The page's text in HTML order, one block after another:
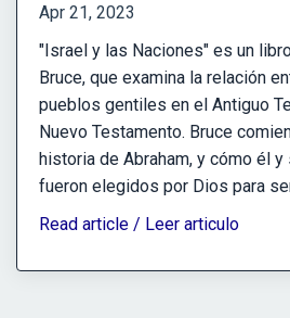
Apr 21, 2023
"Israel y las Naciones" es un
Bruce, que examina la relación
pueblos gentiles en el Antiguo
Nuevo Testamento. Bruce
historia de Abraham, y cómo él
fueron elegidos por Dios para
Read article / Leer articulo